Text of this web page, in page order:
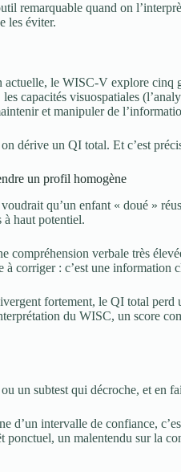
remarquable quand on
les éviter.
actuelle, le WISC-V explore cinq
les capacités visuospatiales
et manipuler de
dérive un QI total. Et c’est
un profil homogène
qu’un enfant « doué »
à haut potentiel.
verbale très
à corriger : c’est une information
fortement, le QI total
du WISC, un score
un subtest qui décroche, et en
d’un intervalle de confiance,
ponctuel, un malentendu sur la